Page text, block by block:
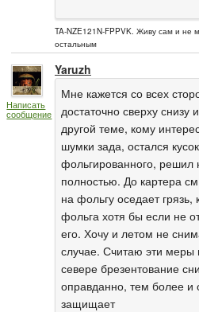
TA-NZE121N-FPPVK. Живу сам и не
остальным
Написать
сообщение
Yaruzh
Мне кажется со всех
достаточно сверху
другой теме, кому
шумки зада, остался
фольгированного, решил
полностью. До картера
на фольгу оседает
фольга хотя бы если не
его. Хочу и летом не
случае. Считаю эти
севере брезентование
оправданно, тем более и
защищает